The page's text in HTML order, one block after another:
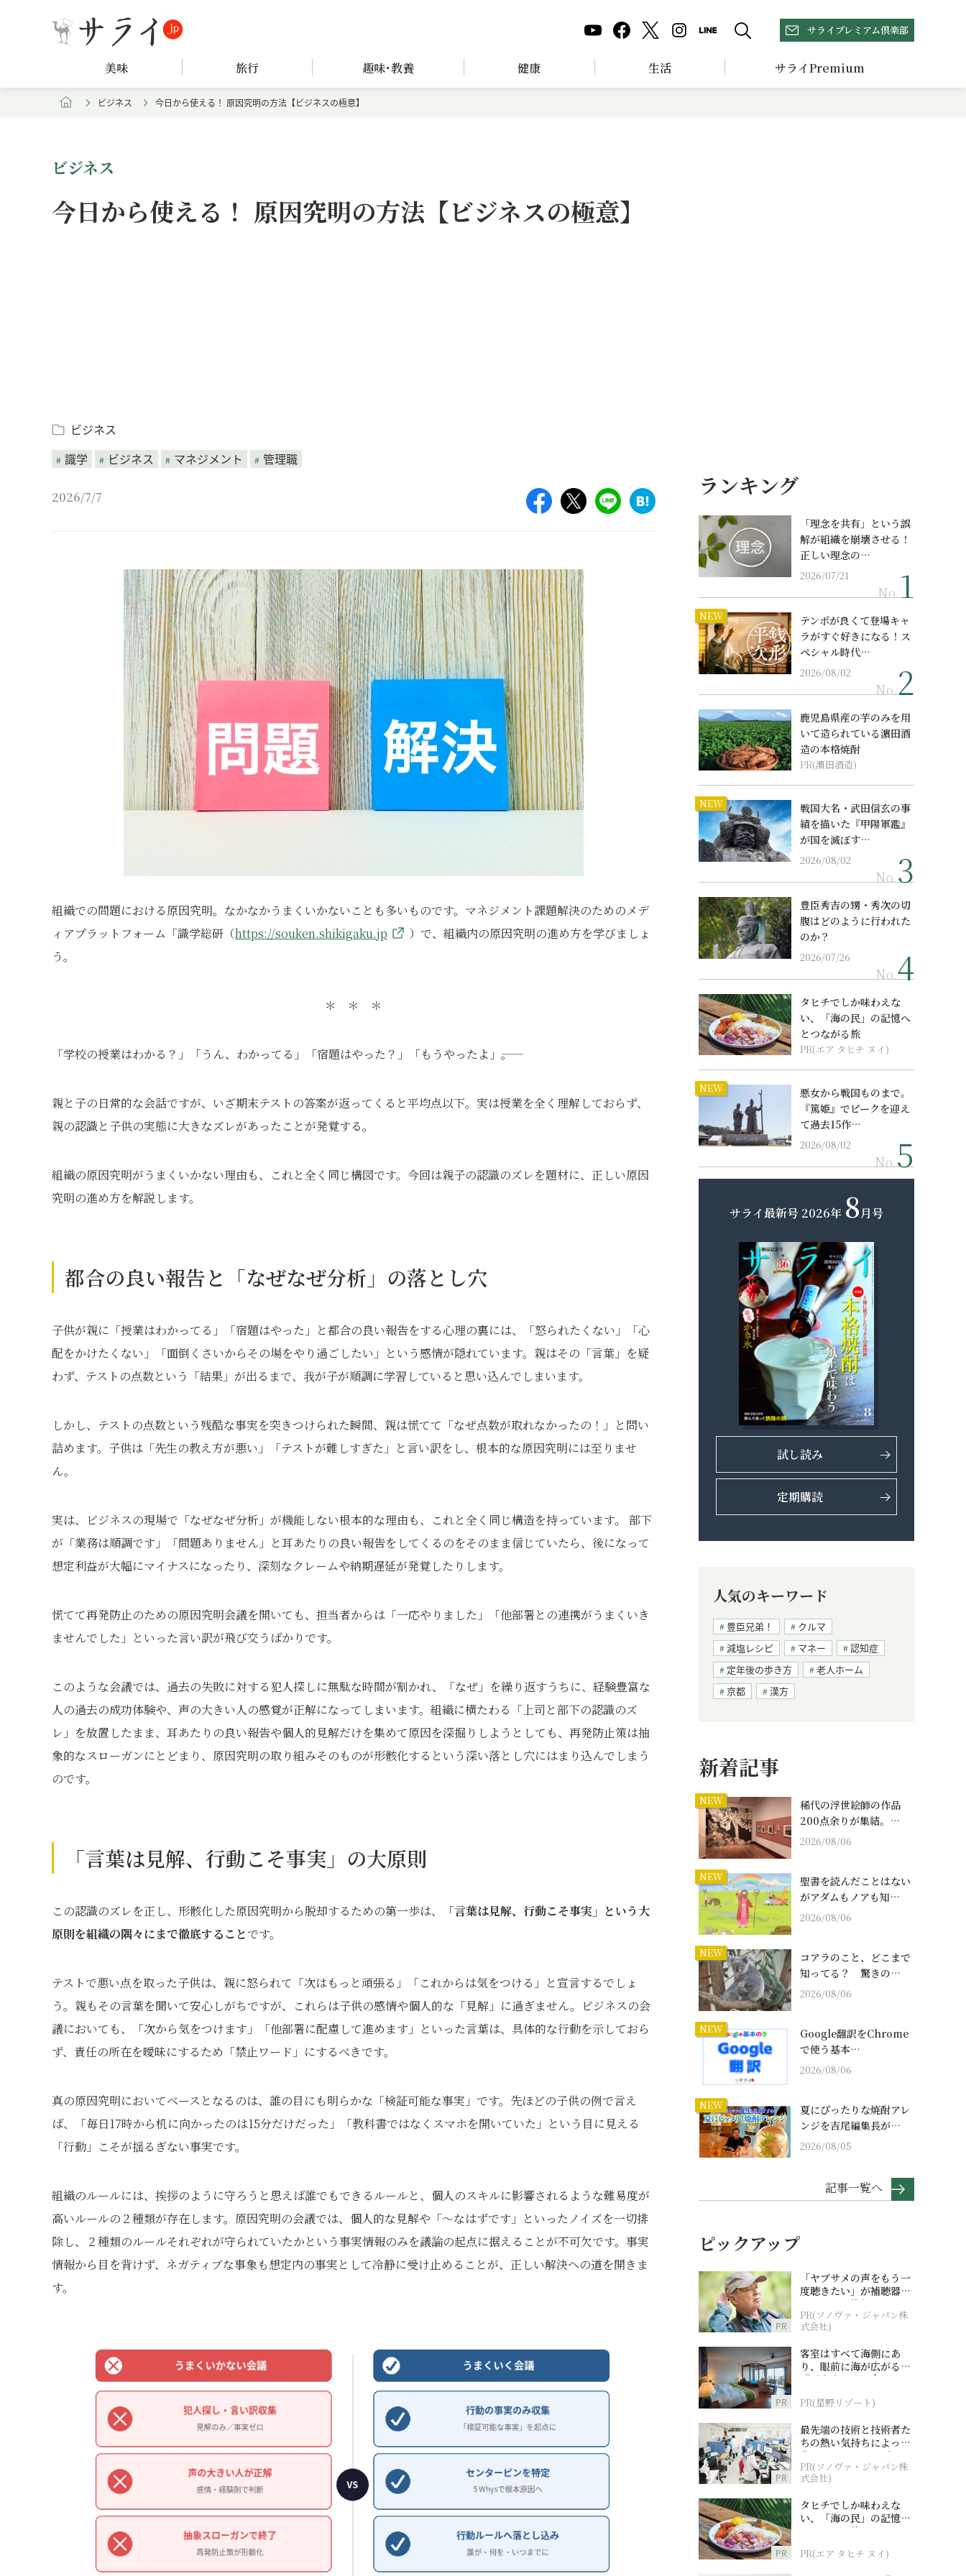
サライプレミアム倶楽部
美味 旅行 趣味･教養 健康 生活 サライPremium
ビジネス 今日から使える！ 原因究明の方法【ビジネスの極意】
ビジネス
今日から使える！ 原因究明の方法【ビジネスの極意】
ビジネス
識学
ビジネス マネジメント 管理職
2026/7/7
組織での問題における原因究明。なかなかうまくいかないことも多いものです。マネジメント課題解決のためのメデ
ィアプラットフォーム「識学総研（https://souken.shikigaku.jp
）で、組織内の原因究明の進め方を学びましょ
う。
＊ ＊ ＊
「学校の授業はわかる？」「うん、わかってる」「宿題はやった？」「もうやったよ」――。
親と子の日常的な会話ですが、いざ期末テストの答案が返ってくると平均点以下。実は授業を全く理解しておらず、
親の認識と子供の実態に大きなズレがあったことが発覚する。
組織の原因究明がうまくいかない理由も、これと全く同じ構図です。今回は親子の認識のズレを題材に、正しい原因
究明の進め方を解説します。
都合の良い報告と「なぜなぜ分析」の落とし穴
子供が親に「授業はわかってる」「宿題はやった」と都合の良い報告をする心理の裏には、「怒られたくない」「心
配をかけたくない」「面倒くさいからその場をやり過ごしたい」という感情が隠れています。親はその「言葉」を疑
わず、テストの点数という「結果」が出るまで、我が子が順調に学習していると思い込んでしまいます。
しかし、テストの点数という残酷な事実を突きつけられた瞬間、親は慌てて「なぜ点数が取れなかったの！」と問い
詰めます。子供は「先生の教え方が悪い」「テストが難しすぎた」と言い訳をし、根本的な原因究明には至りませ
ん。
実は、ビジネスの現場で「なぜなぜ分析」が機能しない根本的な理由も、これと全く同じ構造を持っています。 部下
が「業務は順調です」「問題ありません」と耳あたりの良い報告をしてくるのをそのまま信じていたら、後になって
想定利益が大幅にマイナスになったり、深刻なクレームや納期遅延が発覚したりします。
慌てて再発防止のための原因究明会議を開いても、担当者からは「一応やりました」「他部署との連携がうまくいき
ませんでした」といった言い訳が飛び交うばかりです。
このような会議では、過去の失敗に対する犯人探しに無駄な時間が割かれ、「なぜ」を繰り返すうちに、経験豊富な
人の過去の成功体験や、声の大きい人の感覚が正解になってしまいます。組織に横たわる「上司と部下の認識のズ
レ」を放置したまま、耳あたりの良い報告や個人的見解だけを集めて原因を深掘りしようとしても、再発防止策は抽
象的なスローガンにとどまり、原因究明の取り組みそのものが形骸化するという深い落とし穴にはまり込んでしまう
のです。
「言葉は見解、行動こそ事実」の大原則
この認識のズレを正し、形骸化した原因究明から脱却するための第一歩は、
「言葉は見解、行動こそ事実」という大
原則を組織の隅々にまで徹底することです。
テストで悪い点を取った子供は、親に怒られて「次はもっと頑張る」「これからは気をつける」と宣言するでしょ
う。親もその言葉を聞いて安心しがちですが、これらは子供の感情や個人的な「見解」に過ぎません。ビジネスの会
議においても、「次から気をつけます」「他部署に配慮して進めます」といった言葉は、具体的な行動を示しておら
ず、責任の所在を曖昧にするため「禁止ワード」にするべきです。
真の原因究明においてベースとなるのは、誰の目にも明らかな「検証可能な事実」です。先ほどの子供の例で言え
ば、「毎日17時から机に向かったのは15分だけだった」「教科書ではなくスマホを開いていた」という目に見える
「行動」こそが揺るぎない事実です。
組織のルールには、挨拶のように守ろうと思えば誰でもできるルールと、個人のスキルに影響されるような難易度が
高いルールの２種類が存在します。原因究明の会議では、個人的な見解や「～なはずです」といったノイズを一切排
除し、２種類のルールそれぞれが守られていたかという事実情報のみを議論の起点に据えることが不可欠です。事実
情報から目を背けず、ネガティブな事象も想定内の事実として冷静に受け止めることが、正しい解決への道を開きま
す。
ランキング
「理念を共有」という誤
解が組織を崩壊させる！
正しい理念の…
2026/07/21
No.
NEW
テンポが良くて登場キャ
ラがすぐ好きになる！ス
ペシャル時代…
2026/08/02
No.
鹿児島県産の芋のみを用
いて造られている濵田酒
造の本格焼酎
PR(濵田酒造)
NEW
戦国大名・武田信玄の事
績を描いた『甲陽軍鑑』
が国を滅ぼす…
2026/08/02
No.
豊臣秀吉の甥・秀次の切
腹はどのように行われた
のか？
2026/07/26
No.
タヒチでしか味わえな
い、「海の民」の記憶へ
とつながる旅
PR(エア タヒチ ヌイ)
NEW
悪女から戦国ものまで。
『篤姫』でピークを迎え
て過去15作…
2026/08/02
No.
サライ最新号 2026年 8月号
試し読み
定期購読
人気のキーワード
豊臣兄弟！
クルマ
減塩レシピ
マネー
認知症
定年後の歩き方
老人ホーム
京都
漢方
新着記事
NEW
稀代の浮世絵師の作品
200点余りが集結。…
2026/08/06
NEW
聖書を読んだことはない
がアダムもノアも知…
2026/08/06
NEW
コアラのこと、どこまで
知ってる？ 驚きの…
2026/08/06
NEW
Google翻訳をChrome
で使う基本…
2026/08/06
NEW
夏にぴったりな焼酎アレ
ンジを吉尾編集長が…
2026/08/05
記事一覧へ
ピックアップ
PR
「ヤブサメの声をもう一
度聴きたい」が補聴器チ
ャレンジの後押しに
PR(ソノヴァ・ジャパン株
式会社)
PR
客室はすべて海側にあ
り、眼前に海が広がる
『西表島ホテル by 星野
PR(星野リゾート)
PR
最先端の技術と技術者た
ちの熱い気持ちによって
作られているオーダーメ
イド補聴器
PR(ソノヴァ・ジャパン株
式会社)
PR
タヒチでしか味わえな
い、「海の民」の記憶へ
とつながる旅
PR(エア タヒチ ヌイ)